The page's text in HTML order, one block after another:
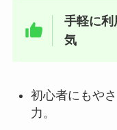
手軽に利
気
初心者にもや
力。